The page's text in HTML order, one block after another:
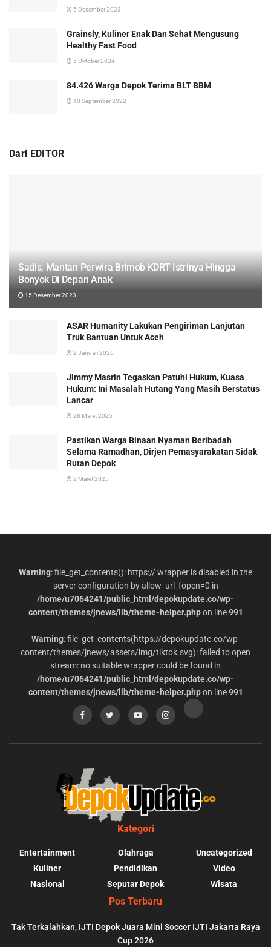
5 Desember 2023
Grainsly, Kuliner Enak Dan Sehat Mengusung
Healthy Fast Food
5 Oktober 2024
84.426 Warga Depok Terima BLT BBM
10 September 2022
Dari EDITOR
Sadis, Mantan Perwira Brimob KDRT Istrinya Hingga
Bonyok Di Depan Anak
15 Desember 2023
ASAR Humanity Lakukan Pengiriman Lanjutan
Truk Bantuan Untuk Aceh
2 Januari 2026
Jimmy Masrin Tegaskan Patuhi Hukum, Kuasa
Hukum: Ini Masalah Hutang Yang Masih Berstatus
Lancar
28 Maret 2025
Pastikan Warga Binaan Nyaman Beribadah
Selama Ramadhan, Dirjen Pemasyarakatan Sidak
Rutan Depok
2 Maret 2025
Warning: file_get_contents(): https:// wrapper is disabled in the
server configuration by allow_url_fopen=0 in
/home/u7064241/public_html/depokupdate.co/wp-
content/themes/jnews/lib/theme-helper.phpon line991
Warning: file_get_contents(https://depokupdate.co/wp-
content/themes/jnews/assets/img/tiktok.svg): failed to open
stream: no suitable wrapper could be found in
/home/u7064241/public_html/depokupdate.co/wp-
content/themes/jnews/lib/theme-helper.phpon line991
Kategori
Entertainment
Kuliner
Nasional
Olahraga
Pendidikan
Seputar Depok
Uncategorized
Video
Wisata
Pos Terbaru
Tak Terkalahkan, IJTI Depok Juara Mini Soccer IJTI Jakarta Raya
Cup 2026